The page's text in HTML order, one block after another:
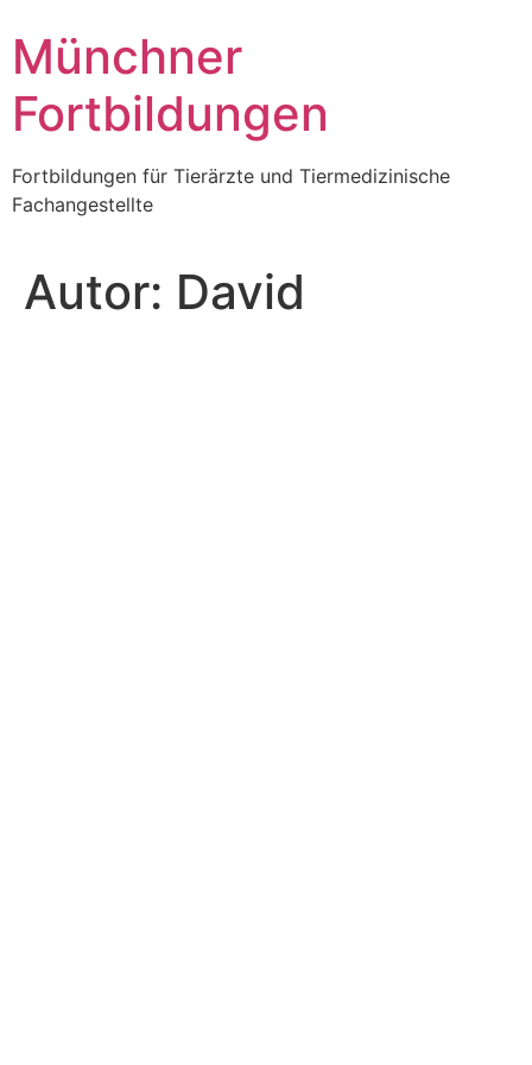
Inhalt
wechseln
Münchner
Fortbildungen
Fortbildungen für Tierärzte und Tiermedizinische
Fachangestellte
Autor: David